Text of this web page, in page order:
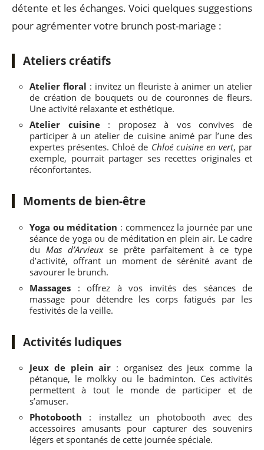
détente et les échanges. Voici quelques suggestions
pour agrémenter votre brunch post-mariage :
Ateliers créatifs
Atelier floral : invitez un fleuriste à animer un atelier
de création de bouquets ou de couronnes de fleurs.
Une activité relaxante et esthétique.
Atelier cuisine: proposez à vos convives de
participer à un atelier de cuisine animé par l’une des
expertes présentes. Chloé de Chloé cuisine en vert, par
exemple, pourrait partager ses recettes originales et
réconfortantes.
Moments de bien-être
Yoga ou méditation : commencez la journée par une
séance de yoga ou de méditation en plein air. Le cadre
du Mas d’Arvieuxse prête parfaitement à ce type
d’activité, offrant un moment de sérénité avant de
savourer le brunch.
Massages : offrez à vos invités des séances de
massage pour détendre les corps fatigués par les
festivités de la veille.
Activités ludiques
Jeux de plein air : organisez des jeux comme la
pétanque, le molkky ou le badminton. Ces activités
permettent à tout le monde de participer et de
s’amuser.
Photobooth : installez un photobooth avec des
accessoires amusants pour capturer des souvenirs
légers et spontanés de cette journée spéciale.